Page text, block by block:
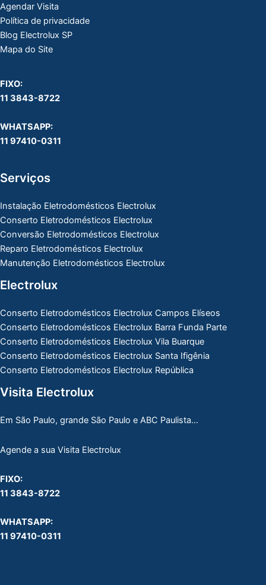
Agendar Visita
Política de privacidade
Blog Electrolux SP
Mapa do Site
FIXO:
11 3843-8722
WHATSAPP:
11 97410-0311
Serviços
Instalação Eletrodomésticos Electrolux
Conserto Eletrodomésticos Electrolux
Conversão Eletrodomésticos Electrolux
Reparo Eletrodomésticos Electrolux
Manutenção Eletrodomésticos Electrolux
Electrolux
Conserto Eletrodomésticos Electrolux Campos Elíseos
Conserto Eletrodomésticos Electrolux Barra Funda Parte
Conserto Eletrodomésticos Electrolux Vila Buarque
Conserto Eletrodomésticos Electrolux Santa Ifigênia
Conserto Eletrodomésticos Electrolux República
Visita Electrolux
Em São Paulo, grande São Paulo e ABC Paulista…
Agende a sua Visita Electrolux
FIXO:
11 3843-8722
WHATSAPP:
11 97410-0311